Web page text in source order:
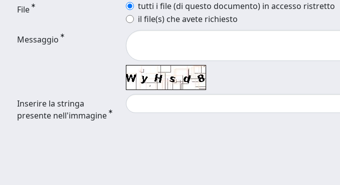
File
tutti i file (di questo documento) in accesso ristretto
il file(s) che avete richiesto
Messaggio
Inserire la stringa
presente nell'immagine